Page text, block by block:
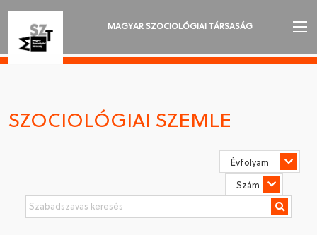
MAGYAR SZOCIOLÓGIAI TÁRSASÁG
SZOCIOLÓGIAI SZEMLE
SZOCIOLÓGIAI SZEMLE